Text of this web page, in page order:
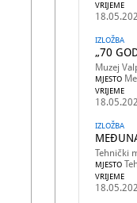
VRIJEME
IZLOŽBA
„70
Muzej
MJESTO
VRIJEME
IZLOŽBA
Tehnički
MJESTO
VRIJEME